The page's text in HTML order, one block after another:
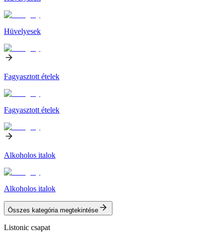
Hüvelyesek
Fagyasztott ételek
Fagyasztott ételek
Alkoholos italok
Alkoholos italok
Összes kategória megtekintése
Listonic csapat